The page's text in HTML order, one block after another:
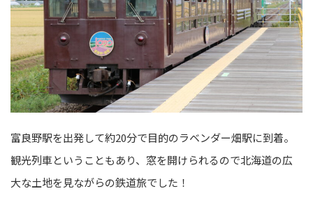
富良野駅を出発して約20分で目的のラベンダー畑駅に到着。
観光列車ということもあり、窓を開けられるので北海道の広
大な土地を見ながらの鉄道旅でした！